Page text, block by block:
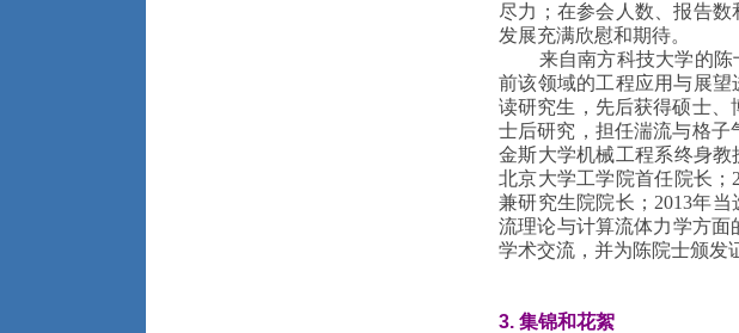
尽力；在参会人数、报告
发展充满欣慰和期待。
来自南方科技大学的
前该领域的工程应用与展
读研究生，先后获得硕士、
士后研究，担任湍流与格子
金斯大学机械工程系终身教
北京大学工学院首任院长；
兼研究生院院长；2013年
流理论与计算流体力学方面
学术交流，并为陈院士颁发
3. 集锦和花絮